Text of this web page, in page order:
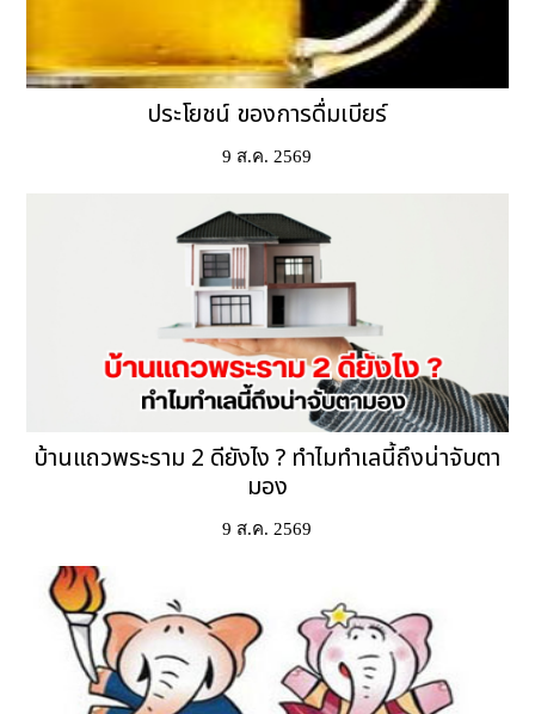
ประโยชน์ ของการดื่มเบียร์
9 ส.ค. 2569
บ้านแถวพระราม 2 ดียังไง ? ทำไมทำเลนี้ถึงน่าจับตา
มอง
9 ส.ค. 2569